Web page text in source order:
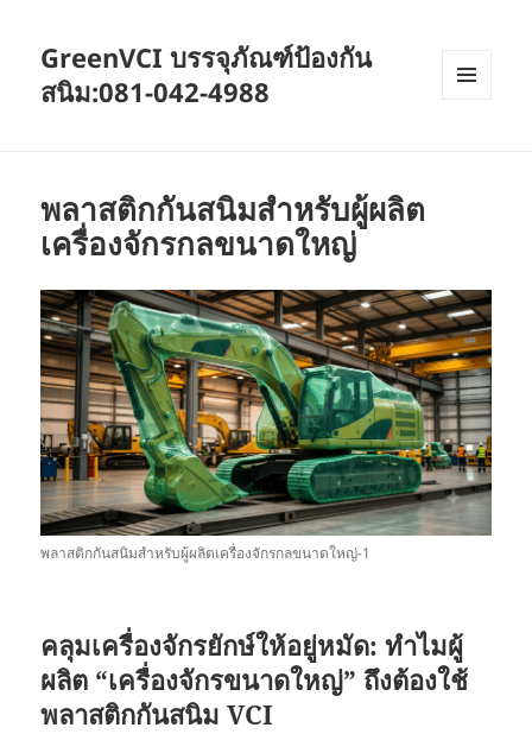
GreenVCI บรรจุภัณฑ์ป้องกัน
สนิม:081-042-4988
พลาสติกกันสนิมสำหรับผู้ผลิต
เครื่องจักรกลขนาดใหญ่
พลาสติกกันสนิมสำหรับผู้ผลิตเครื่องจักรกลขนาดใหญ่-1
คลุมเครื่องจักรยักษ์ให้อยู่หมัด: ทำไมผู้
ผลิต “เครื่องจักรขนาดใหญ่” ถึงต้องใช้
พลาสติกกันสนิม VCI